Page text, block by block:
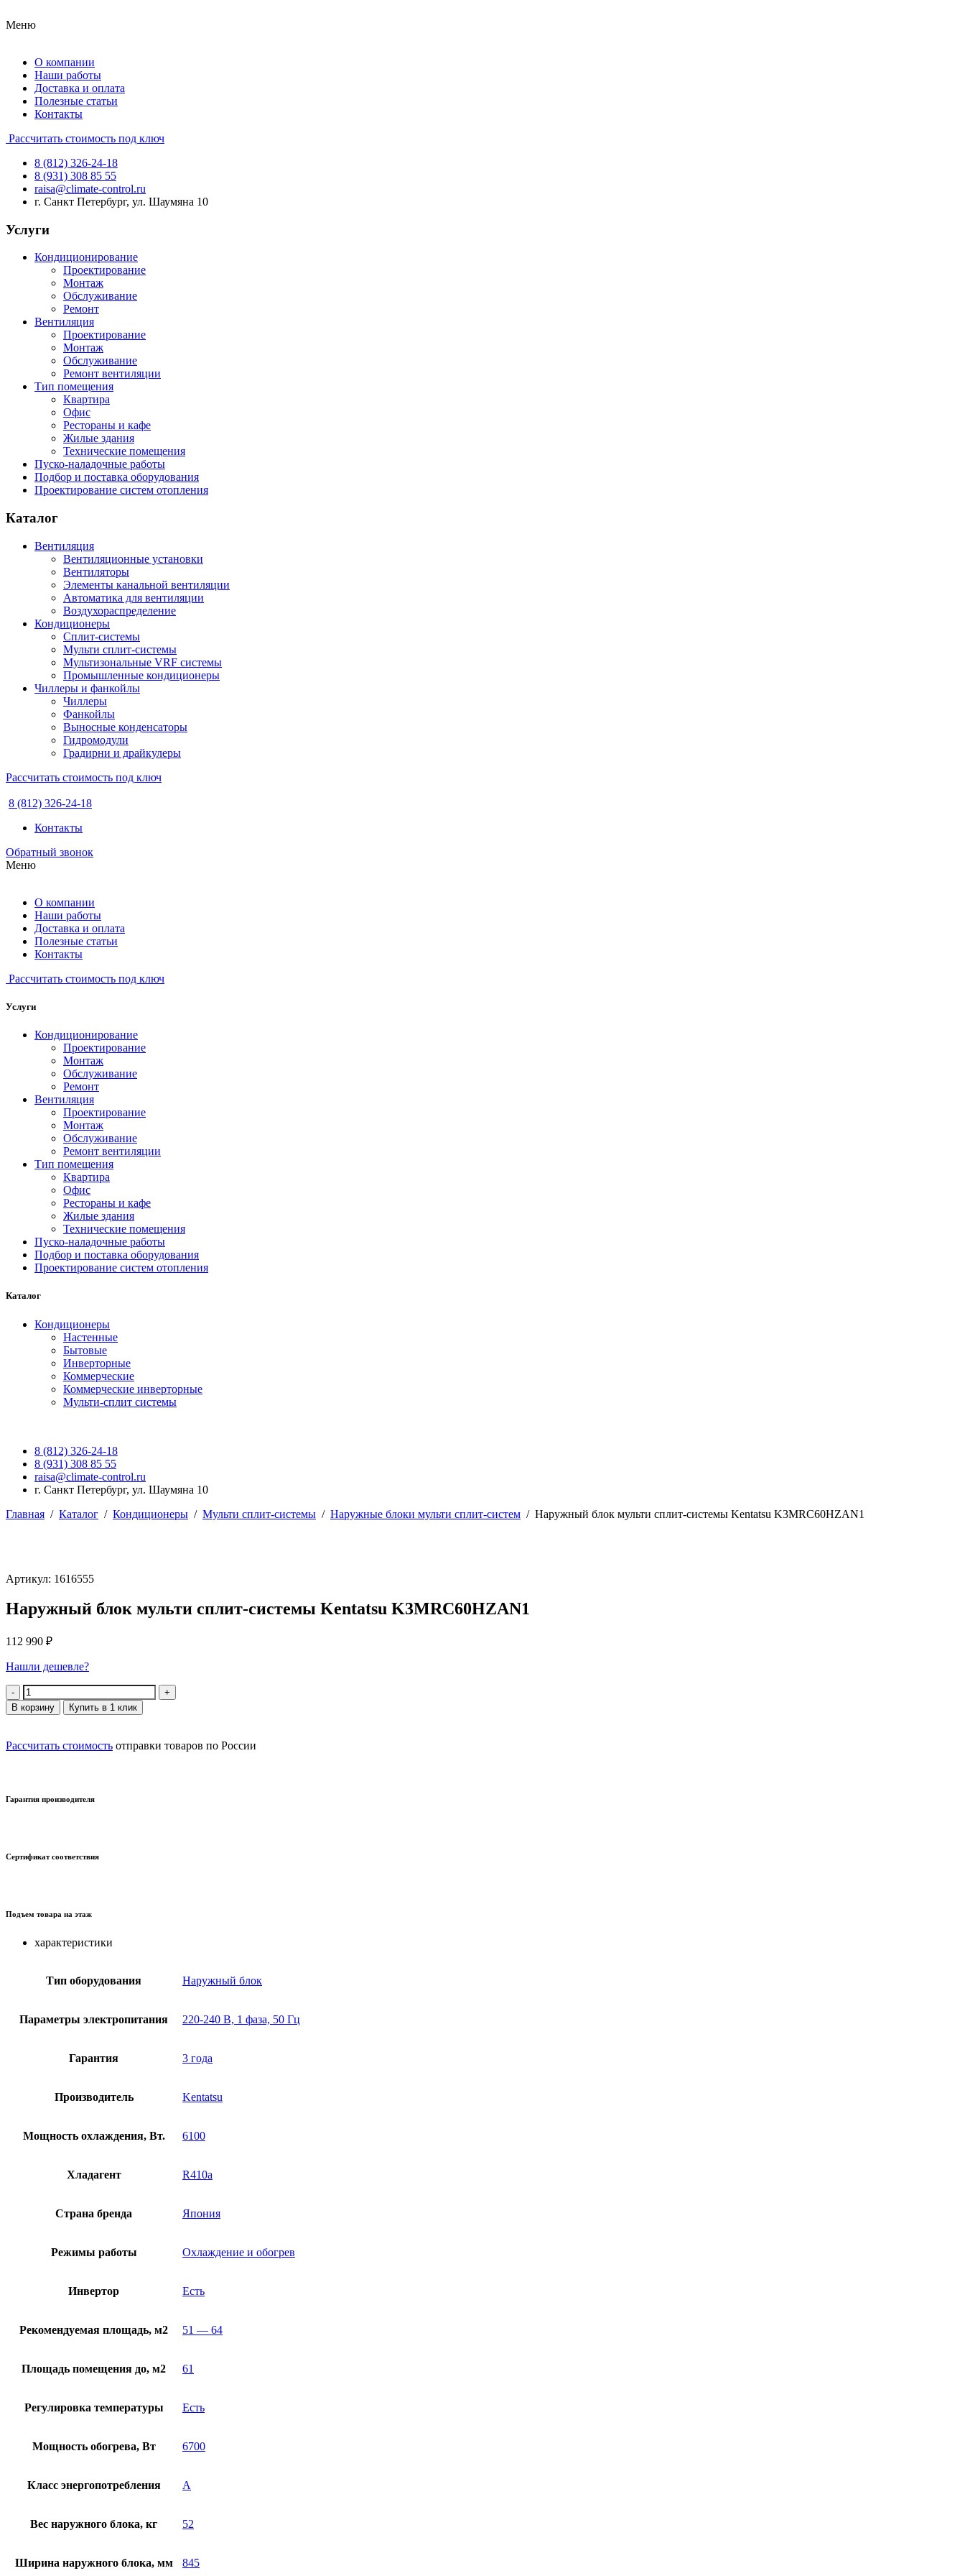
Меню
О компании
Наши работы
Доставка и оплата
Полезные статьи
Контакты
Рассчитать стоимость под ключ
8 (812) 326-24-18
8 (931) 308 85 55
raisa@climate-control.ru
г. Санкт Петербург, ул. Шаумяна 10
Услуги
Кондиционирование
Проектирование
Монтаж
Обслуживание
Ремонт
Вентиляция
Проектирование
Монтаж
Обслуживание
Ремонт вентиляции
Тип помещения
Квартира
Офис
Рестораны и кафе
Жилые здания
Технические помещения
Пуско-наладочные работы
Подбор и поставка оборудования
Проектирование систем отопления
Каталог
Вентиляция
Вентиляционные установки
Вентиляторы
Элементы канальной вентиляции
Автоматика для вентиляции
Воздухораспределение
Кондиционеры
Сплит-системы
Мульти сплит-системы
Мультизональные VRF системы
Промышленные кондиционеры
Чиллеры и фанкойлы
Чиллеры
Фанкойлы
Выносные конденсаторы
Гидромодули
Градирни и драйкулеры
Рассчитать стоимость под ключ
8 (812) 326-24-18
Контакты
Обратный звонок
Меню
О компании
Наши работы
Доставка и оплата
Полезные статьи
Контакты
Рассчитать стоимость под ключ
Услуги
Кондиционирование
Проектирование
Монтаж
Обслуживание
Ремонт
Вентиляция
Проектирование
Монтаж
Обслуживание
Ремонт вентиляции
Тип помещения
Квартира
Офис
Рестораны и кафе
Жилые здания
Технические помещения
Пуско-наладочные работы
Подбор и поставка оборудования
Проектирование систем отопления
Каталог
Кондиционеры
Настенные
Бытовые
Инверторные
Коммерческие
Коммерческие инверторные
Мульти-сплит системы
8 (812) 326-24-18
8 (931) 308 85 55
raisa@climate-control.ru
г. Санкт Петербург, ул. Шаумяна 10
Главная / Каталог / Кондиционеры / Мульти сплит-системы / Наружные блоки мульти сплит-систем / Наружный блок мульти сплит-системы Kentatsu K3MRC60HZAN1
Артикул: 1616555
Наружный блок мульти сплит-системы Kentatsu K3MRC60HZAN1
112 990 ₽
Нашли дешевле?
Количество
В корзину Купить в 1 клик
Рассчитать стоимость отправки товаров по России
Гарантия производителя
Сертификат соответствия
Подъем товара на этаж
характеристики
Тип оборудования Наружный блок
Параметры электропитания 220-240 В, 1 фаза, 50 Гц
Гарантия 3 года
Производитель Kentatsu
Мощность охлаждения, Вт. 6100
Хладагент R410a
Страна бренда Япония
Режимы работы Охлаждение и обогрев
Инвертор Есть
Рекомендуемая площадь, м2 51 — 64
Площадь помещения до, м2 61
Регулировка температуры Есть
Мощность обогрева, Вт 6700
Класс энергопотребления A
Вес наружного блока, кг 52
Ширина наружного блока, мм 845